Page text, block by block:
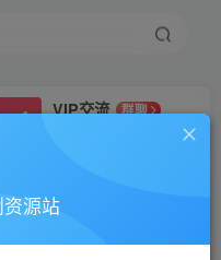
VIP交流
群聊
研究探讨更多创业项目路子。
招募站长
源站